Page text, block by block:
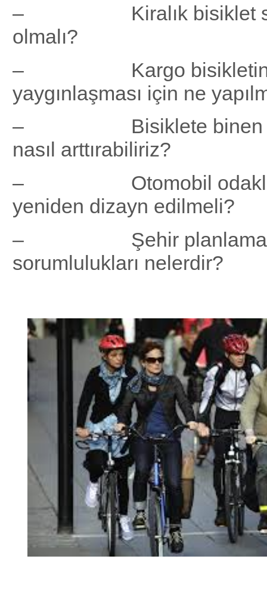
– Kiralık bisiklet
olmalı?
– Kargo
yaygınlaşması için ne
– Bisiklete binen kişi
nasıl arttırabiliriz?
– Otomobil odaklı
yeniden dizayn edilmeli?
– Şehir
sorumlulukları nelerdir?